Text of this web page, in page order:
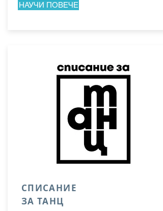
НАУЧИ ПОВЕЧЕ
СПИСАНИЕ
ЗА ТАНЦ